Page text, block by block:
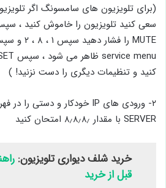
(برای تلویزیون های سامسونگ اگر
سعی کنید تلویزیون را خاموش کنید ،
کنید و تنظیمات دیگری را دست نزنید! )
SERVER با مقدار ۸٫۸٫۸٫ امتحان کنید
خرید شلف دیواری تلویزیون:
قبل از خرید